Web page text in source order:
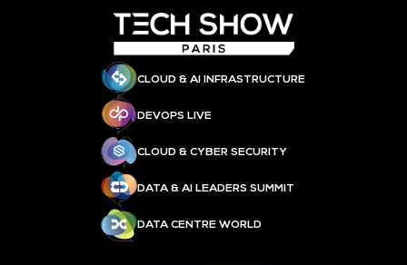
CLOUD & AI INFRASTRUCTURE
DEVOPS LIVE
CLOUD & CYBER SECURITY
DATA & AI LEADERS SUMMIT
DATA CENTRE WORLD